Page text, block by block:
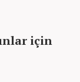
için